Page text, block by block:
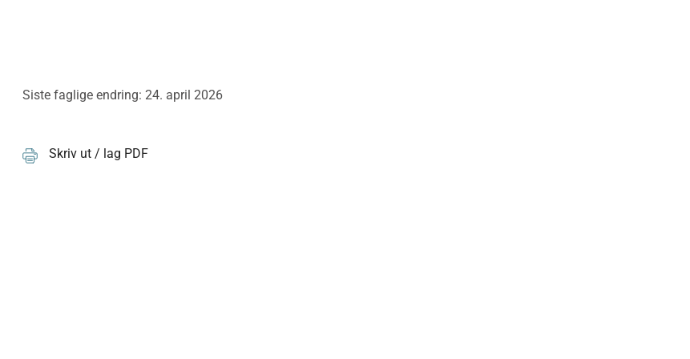
Siste faglige endring: 24. april 2026
Skriv ut / lag PDF